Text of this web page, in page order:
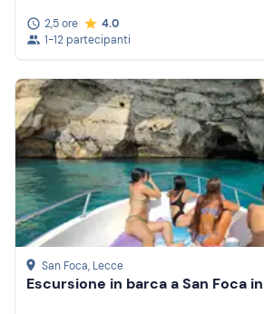
2,5 ore
4.0
1-12 partecipanti
San Foca, Lecce
Escursione in barca a San Foca